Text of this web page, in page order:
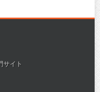
サイト